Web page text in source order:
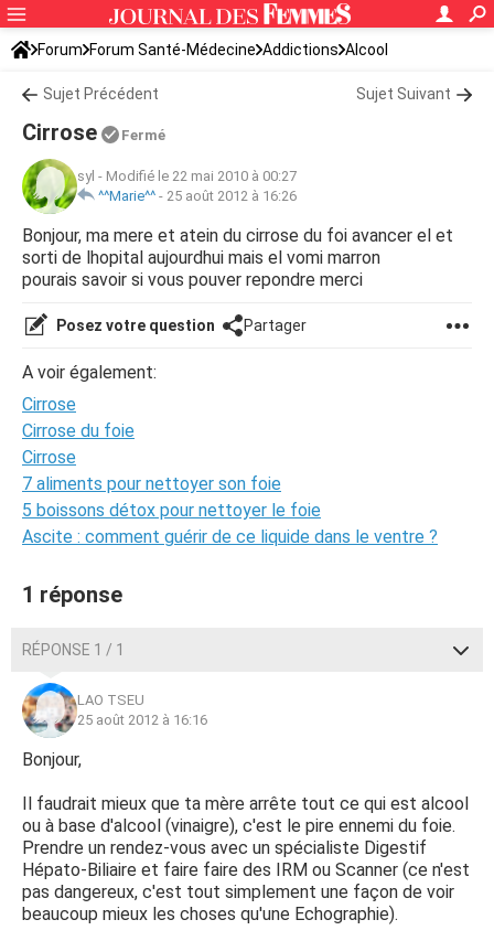
Forum Forum Santé-Médecine Addictions Alcool
Sujet Précédent Sujet Suivant
Cirrose Fermé
syl - Modifié le 22 mai 2010 à 00:27
^^Marie^^ - 25 août 2012 à 16:26
Bonjour, ma mere et atein du cirrose du foi avancer el et
sorti de lhopital aujourdhui mais el vomi marron
pourais savoir si vous pouver repondre merci
Posez votre question Partager
A voir également:
Cirrose
Cirrose du foie
Cirrose
7 aliments pour nettoyer son foie
5 boissons détox pour nettoyer le foie
Ascite : comment guérir de ce liquide dans le ventre ?
1 réponse
RÉPONSE 1 / 1
LAO TSEU
25 août 2012 à 16:16
Bonjour,
Il faudrait mieux que ta mère arrête tout ce qui est alcool
ou à base d'alcool (vinaigre), c'est le pire ennemi du foie.
Prendre un rendez-vous avec un spécialiste Digestif
Hépato-Biliaire et faire faire des IRM ou Scanner (ce n'est
pas dangereux, c'est tout simplement une façon de voir
beaucoup mieux les choses qu'une Echographie).